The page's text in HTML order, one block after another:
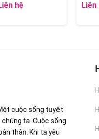
hệ Liên
cuộc sống tuyệt
ta. Cuộc sống
thân. Khi ta yêu